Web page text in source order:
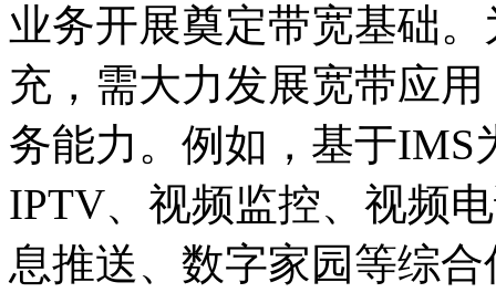
业务开展奠定带宽基础
充，需大力发展宽带应
务能力。例如，基于IMS
IPTV、视频监控、视频
息推送、数字家园等综